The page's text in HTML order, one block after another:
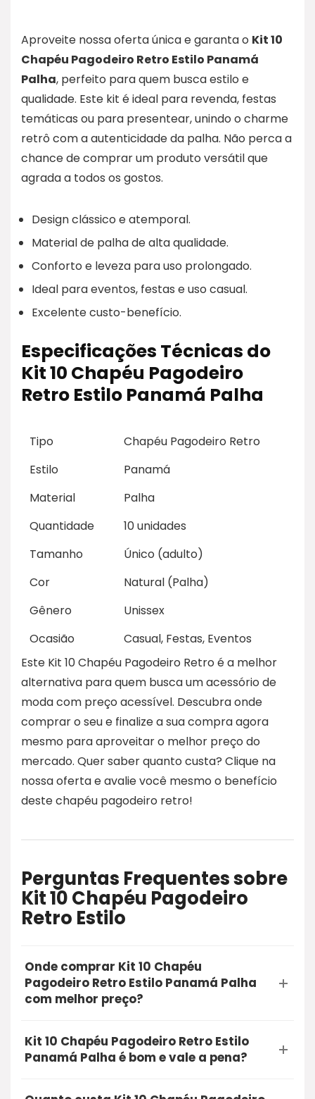
Aproveite nossa oferta única e garanta o Kit 10
Chapéu Pagodeiro Retro Estilo Panamá
Palha, perfeito para quem busca estilo e
qualidade. Este kit é ideal para revenda, festas
temáticas ou para presentear, unindo o charme
retrô com a autenticidade da palha. Não perca a
chance de comprar um produto versátil que
agrada a todos os gostos.
Design clássico e atemporal.
Material de palha de alta qualidade.
Conforto e leveza para uso prolongado.
Ideal para eventos, festas e uso casual.
Excelente custo-benefício.
Especificações Técnicas do
Kit 10 Chapéu Pagodeiro
Retro Estilo Panamá Palha
Tipo
Chapéu Pagodeiro Retro
Estilo
Panamá
Material
Palha
Quantidade
10 unidades
Tamanho
Único (adulto)
Cor
Natural (Palha)
Gênero
Unissex
Ocasião
Casual, Festas, Eventos
Este Kit 10 Chapéu Pagodeiro Retro é a melhor
alternativa para quem busca um acessório de
moda com preço acessível. Descubra onde
comprar o seu e finalize a sua compra agora
mesmo para aproveitar o melhor preço do
mercado. Quer saber quanto custa? Clique na
nossa oferta e avalie você mesmo o benefício
deste chapéu pagodeiro retro!
Perguntas Frequentes sobre
Kit 10 Chapéu Pagodeiro
Retro Estilo
Onde comprar Kit 10 Chapéu
Pagodeiro Retro Estilo Panamá Palha
com melhor preço?
A opção mais segura e recomendada para
comprar o Kit 10 Chapéu Pagodeiro Retro Estilo
Utilizando o nosso link de oferta, você garante a
Kit 10 Chapéu Pagodeiro Retro Estilo
Panamá Palha é bom e vale a pena?
Sim, o Kit 10 Chapéu Pagodeiro Retro Estilo